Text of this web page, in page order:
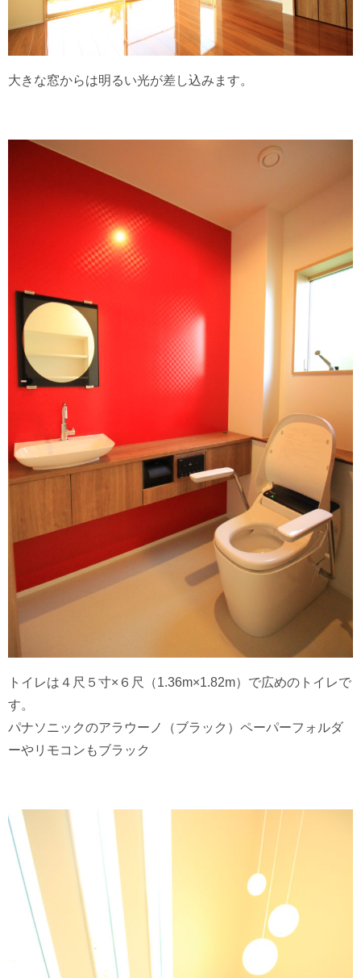
大きな窓からは明るい光が差し込みます。
トイレは４尺５寸×６尺（1.36m×1.82m）で広めのトイレで
す。
パナソニックのアラウーノ（ブラック）ペーパーフォルダ
ーやリモコンもブラック